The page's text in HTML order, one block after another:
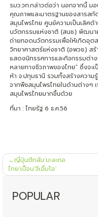
รมว.วท.กล่าวต่อว่า นอกจากนี้ ม
คุณภาพและมาตรฐานของสารส
สมุนไพรไทย ศูนย์ความเป็นเลิศด้
นวัตกรรมแห่งชาติ (สนช.) พัฒนา
ถ่ายทอดนวัตกรรมเพื่อให้เกิดอุ
วิทยาศาสตร์แห่งชาติ (อพวช.) สร้
แสดงนิทรรศการและกิจกรรมต่า
หลายทางชีวภาพของไทย” ซึ่งจะ
ห้า จ.ปทุมธานี รวมทั้งสร้างความรู้
จากพืชสมุนไพรไทยในด้านต่างๆ
สมุนไพรไทยมากขึ้นด้วย
ที่มา : ไทยรัฐ 6 ธ.ค.56
แนะแนว
เรื่อง
ญี่ปุ่นตีกลับ‘มะละกอ
ไทย’เปื้อน’จีเอ็มโอ’
POPULAR